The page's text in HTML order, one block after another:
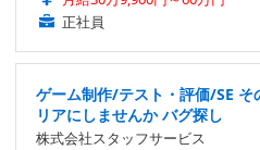
正社員
ゲーム制作/テスト・評価/SE
リアにしませんか バグ探し
株式会社スタッフサービス